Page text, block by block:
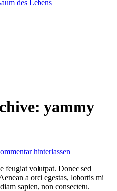
des Lebens
yammy
hinterlassen
feugiat volutpat. Donec sed
a orci egestas, lobortis mi
sapien, non consectetu.